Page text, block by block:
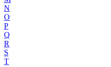
N
O
P
Q
R
S
T